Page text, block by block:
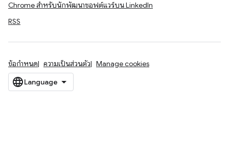
Chrome สำหรับนักพัฒนาซอฟต์แวร์บน LinkedIn
RSS
ข้อกำหนด ความเป็นส่วนตัว Manage cookies